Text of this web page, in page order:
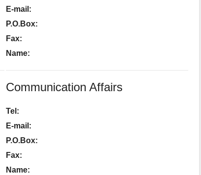
E-mail:
P.O.Box:
Fax:
Name:
Communication Affairs
Tel:
E-mail:
P.O.Box:
Fax:
Name: